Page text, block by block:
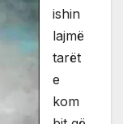
ishin
lajmë
tarët
e
kom